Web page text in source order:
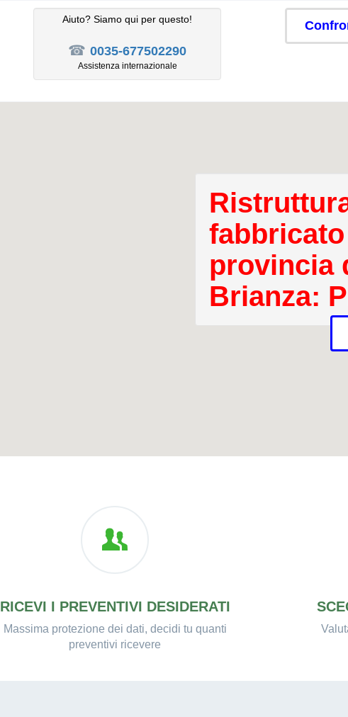
Aiuto? Siamo qui per questo!
☎ 0035-677502290
Assistenza internazionale
provincia
Brianza:
RICEVI I PREVENTIVI DESIDERATI
Massima protezione dei dati, decidi tu quanti
preventivi ricevere